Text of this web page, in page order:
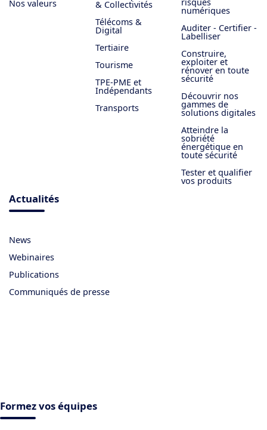
Nos valeurs
& Collectivités
Télécoms &
Digital
Tertiaire
Tourisme
TPE-PME et
Indépendants
Transports
numériques
Auditer - Certifier -
Labelliser
Construire,
exploiter et
rénover en toute
sécurité
Découvrir nos
gammes de
solutions digitales
Atteindre la
sobriété
énergétique en
toute sécurité
Tester et qualifier
vos produits
Actualités
News
Webinaires
Publications
Communiqués de presse
Formez vos équipes